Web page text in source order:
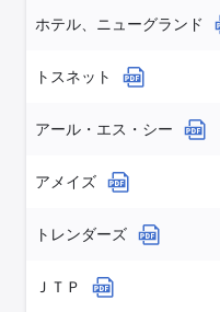
ホテル、ニューグランド
トスネット
アール・エス・シー
アメイズ
トレンダーズ
ＪＴＰ